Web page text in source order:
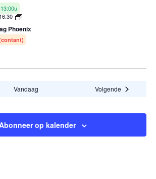
Phoenix
Vandaag VolgendeActiviteiten
op kalender